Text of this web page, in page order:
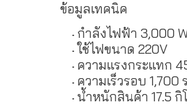
ข้อมูลเทคนิค
กำลังไฟฟ้า 3,000
ใช้ไฟขนาด 220V
ความแรงกระแทก
ความเร็วรอบ
น้ำหนักสินค้า 17.5 กิ